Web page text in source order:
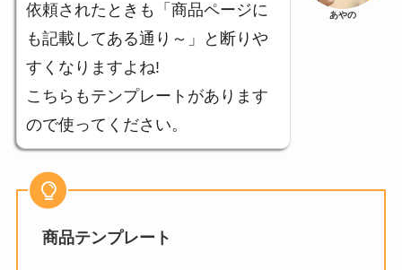
依頼されたときも「商品ページに
も記載してある通り～」と断りや
すくなりますよね!
こちらもテンプレートがあります
ので使ってください。
あやの
商品テンプレート